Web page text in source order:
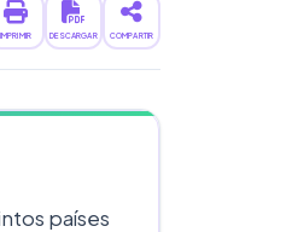
IMPRIMIR DESCARGAR COMPARTIR
países